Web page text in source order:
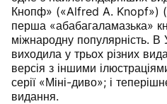
Кнопф» («Alfred A. Knopf»)
перша «абабагаламазька»
міжнародну популярність. В
виходила у трьох різних
версія з іншими
серії «Міні-диво»; і
видання.